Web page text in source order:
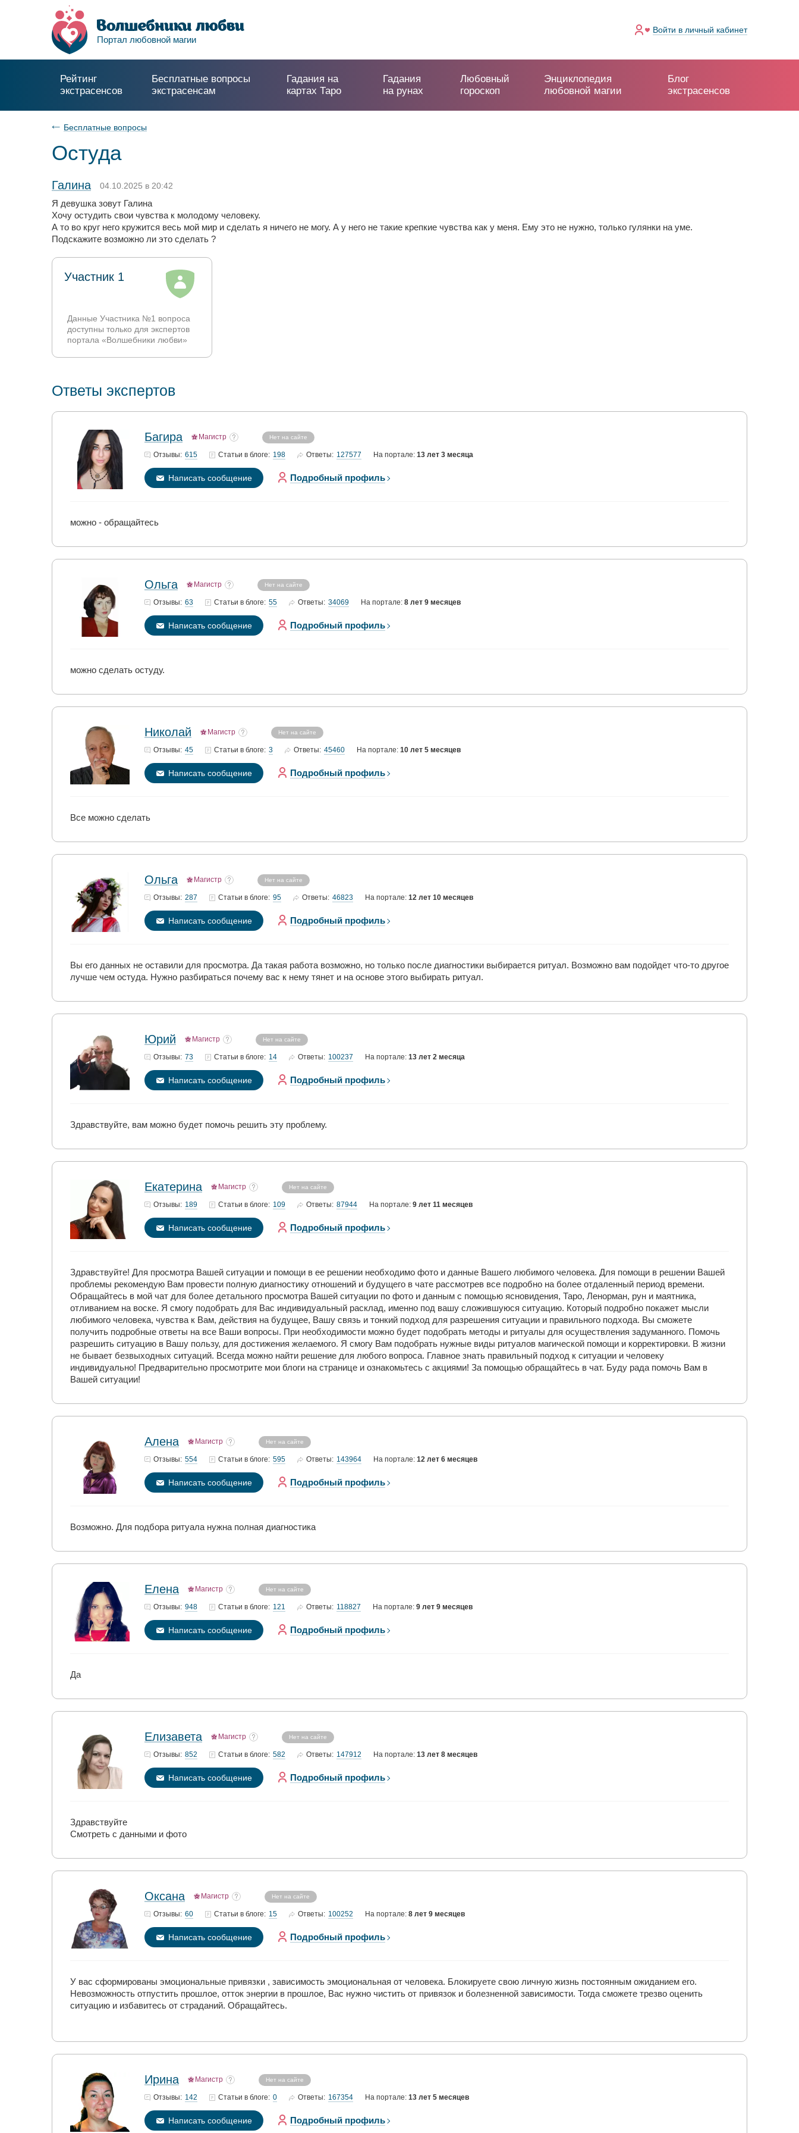
Портал любовной магии
Войти в личный кабинет
Рейтинг
экстрасенсов
Бесплатные вопросы
экстрасенсам
Гадания на
картах Таро
Гадания
на рунах
Любовный
гороскоп
Энциклопедия
любовной магии
Блог
экстрасенсов
Бесплатные вопросы
Остуда
Галина 04.10.2025 в 20:42
Я девушка зовут Галина
Хочу остудить свои чувства к молодому человеку.
А то во круг него кружится весь мой мир и сделать я ничего не могу. А у него не такие крепкие чувства как у меня. Ему это не нужно, только гулянки на уме.
Подскажите возможно ли это сделать ?
Участник 1
Данные Участника №1 вопроса
доступны только для экспертов
портала «Волшебники любви»
Ответы экспертов
Багира Магистр Нет на сайте
Отзывы: 615 Статьи в блоге: 198 Ответы: 127577 На портале: 13 лет 3 месяца
Написать сообщение Подробный профиль
можно - обращайтесь
Ольга Магистр Нет на сайте
Отзывы: 63 Статьи в блоге: 55 Ответы: 34069 На портале: 8 лет 9 месяцев
Написать сообщение Подробный профиль
можно сделать остуду.
Николай Магистр Нет на сайте
Отзывы: 45 Статьи в блоге: 3 Ответы: 45460 На портале: 10 лет 5 месяцев
Написать сообщение Подробный профиль
Все можно сделать
Ольга Магистр Нет на сайте
Отзывы: 287 Статьи в блоге: 95 Ответы: 46823 На портале: 12 лет 10 месяцев
Написать сообщение Подробный профиль
Вы его данных не оставили для просмотра. Да такая работа возможно, но только после диагностики выбирается ритуал. Возможно вам подойдет что-то другое
лучше чем остуда. Нужно разбираться почему вас к нему тянет и на основе этого выбирать ритуал.
Юрий Магистр Нет на сайте
Отзывы: 73 Статьи в блоге: 14 Ответы: 100237 На портале: 13 лет 2 месяца
Написать сообщение Подробный профиль
Здравствуйте, вам можно будет помочь решить эту проблему.
Екатерина Магистр Нет на сайте
Отзывы: 189 Статьи в блоге: 109 Ответы: 87944 На портале: 9 лет 11 месяцев
Написать сообщение Подробный профиль
Здравствуйте! Для просмотра Вашей ситуации и помощи в ее решении необходимо фото и данные Вашего любимого человека. Для помощи в решении Вашей
проблемы рекомендую Вам провести полную диагностику отношений и будущего в чате рассмотрев все подробно на более отдаленный период времени.
Обращайтесь в мой чат для более детального просмотра Вашей ситуации по фото и данным с помощью ясновидения, Таро, Ленорман, рун и маятника,
отливанием на воске. Я смогу подобрать для Вас индивидуальный расклад, именно под вашу сложившуюся ситуацию. Который подробно покажет мысли
любимого человека, чувства к Вам, действия на будущее, Вашу связь и тонкий подход для разрешения ситуации и правильного подхода. Вы сможете
получить подробные ответы на все Ваши вопросы. При необходимости можно будет подобрать методы и ритуалы для осуществления задуманного. Помочь
разрешить ситуацию в Вашу пользу, для достижения желаемого. Я смогу Вам подобрать нужные виды ритуалов магической помощи и корректировки. В жизни
не бывает безвыходных ситуаций. Всегда можно найти решение для любого вопроса. Главное знать правильный подход к ситуации и человеку
индивидуально! Предварительно просмотрите мои блоги на странице и ознакомьтесь с акциями! За помощью обращайтесь в чат. Буду рада помочь Вам в
Вашей ситуации!
Алена Магистр Нет на сайте
Отзывы: 554 Статьи в блоге: 595 Ответы: 143964 На портале: 12 лет 6 месяцев
Написать сообщение Подробный профиль
Возможно. Для подбора ритуала нужна полная диагностика
Елена Магистр Нет на сайте
Отзывы: 948 Статьи в блоге: 121 Ответы: 118827 На портале: 9 лет 9 месяцев
Написать сообщение Подробный профиль
Да
Елизавета Магистр Нет на сайте
Отзывы: 852 Статьи в блоге: 582 Ответы: 147912 На портале: 13 лет 8 месяцев
Написать сообщение Подробный профиль
Здравствуйте
Смотреть с данными и фото
Оксана Магистр Нет на сайте
Отзывы: 60 Статьи в блоге: 15 Ответы: 100252 На портале: 8 лет 9 месяцев
Написать сообщение Подробный профиль
У вас сформированы эмоциональные привязки , зависимость эмоциональная от человека. Блокируете свою личную жизнь постоянным ожиданием его.
Невозможность отпустить прошлое, отток энергии в прошлое, Вас нужно чистить от привязок и болезненной зависимости. Тогда сможете трезво оценить
ситуацию и избавитесь от страданий. Обращайтесь.
Ирина Магистр Нет на сайте
Отзывы: 142 Статьи в блоге: 0 Ответы: 167354 На портале: 13 лет 5 месяцев
Написать сообщение Подробный профиль